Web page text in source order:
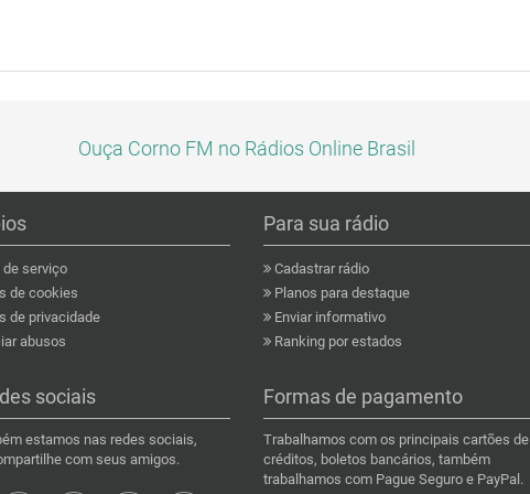
Ouça Corno FM no Rádios Online Brasil
serviço
de cookies
de privacidade
abusos
Para sua rádio
Cadastrar rádio
Planos para destaque
Enviar informativo
Ranking por estados
sociais
estamos nas redes sociais,
com seus amigos.
Formas de pagamento
Trabalhamos com os principais cartões de
créditos, boletos bancários, também
trabalhamos com Pague Seguro e PayPal.